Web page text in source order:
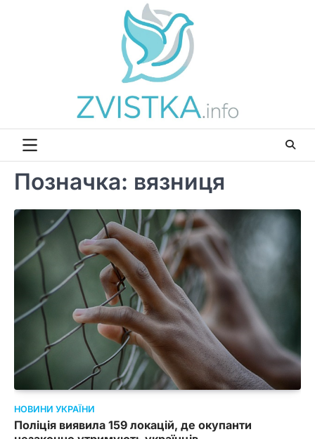
Позначка: вязниця
НОВИНИ УКРАЇНИ
Поліція виявила 159 локацій, де окупанти